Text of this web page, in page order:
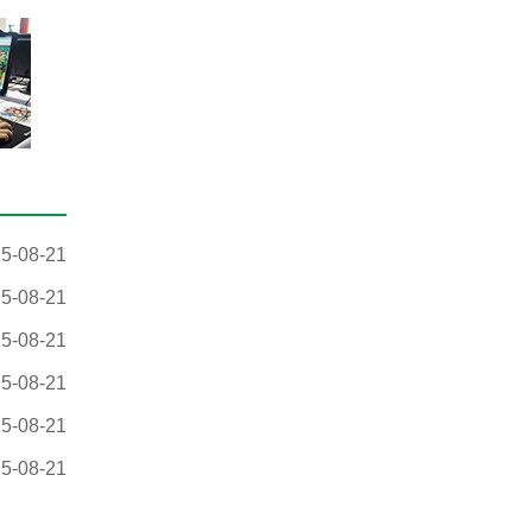
08-21
08-21
08-21
08-21
08-21
08-21